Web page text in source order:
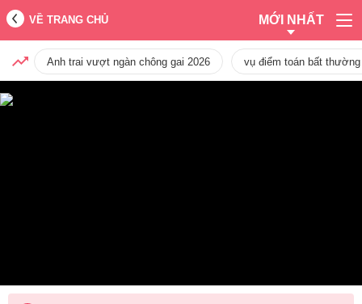
VỀ TRANG CHỦ MỚI NHẤT
Anh trai vượt ngàn chông gai 2026 vụ điểm toán bất